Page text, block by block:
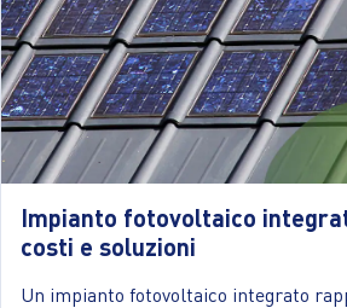
Impianto fotovoltaico
costi e soluzioni
Un impianto fotovoltaico integrato